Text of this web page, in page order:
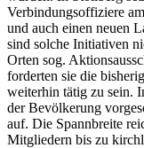
Verbindungsoffiziere
und auch einen neuen
sind solche Initiativen
Orten sog.
forderten sie die
weiterhin tätig zu sein.
der Bevölkerung
auf. Die Spannbreite
Mitgliedern bis zu